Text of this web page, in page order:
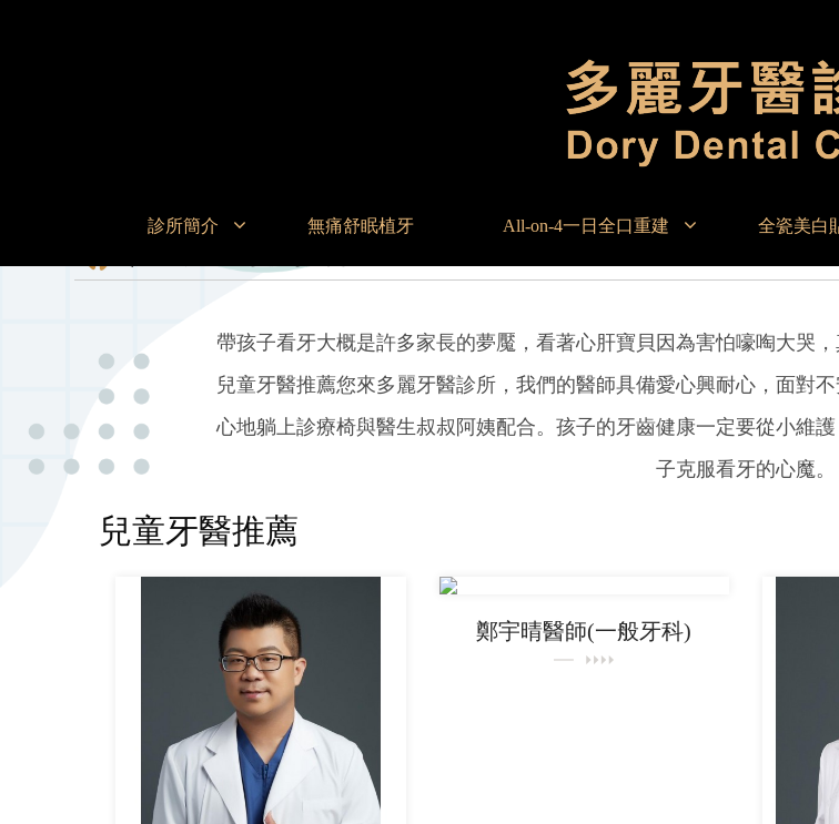
診所簡介 無痛舒眠植牙 All-on-4一日全口重建 全瓷美白
帶孩子看牙大概是許多家長的夢魘，看著心肝寶貝因為害怕嚎啕大哭
兒童牙醫推薦您來多麗牙醫診所，我們的醫師具備愛心興耐心，面對
心地躺上診療椅與醫生叔叔阿姨配合。孩子的牙齒健康一定要從小維
子克服看牙的心魔。
兒童牙醫推薦
鄭宇晴醫師(一般牙科)